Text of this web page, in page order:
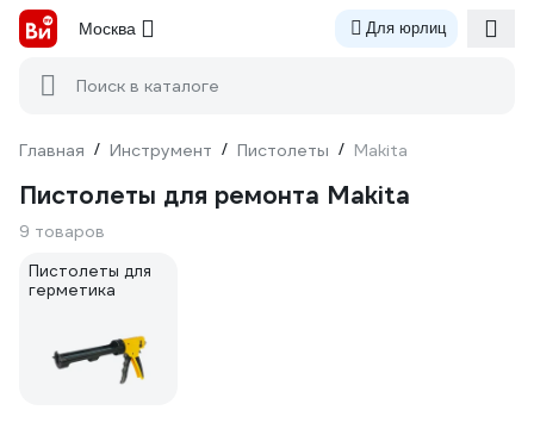
Москва Для юрлиц
Поиск в каталоге
Главная / Инструмент / Пистолеты / Makita
Пистолеты для ремонта Makita
9 товаров
Пистолеты для
герметика